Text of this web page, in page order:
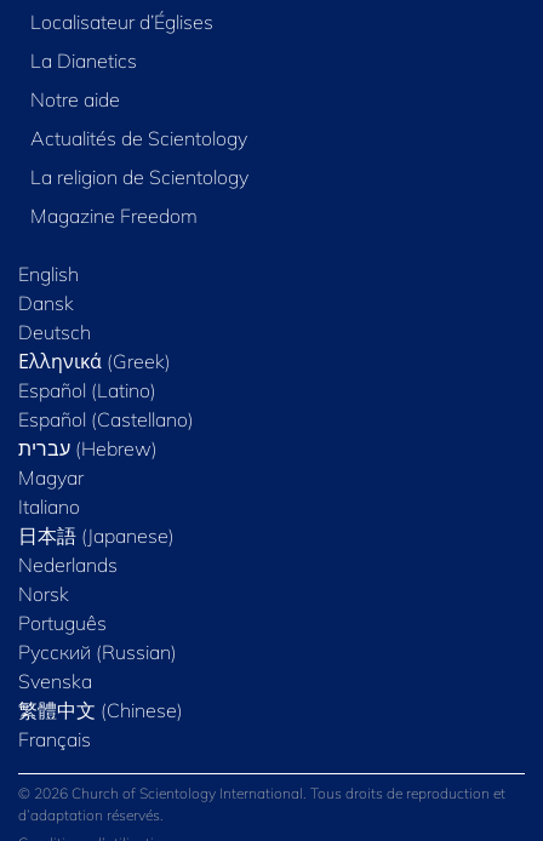
Localisateur d’Églises
La Dianetics
Notre aide
Actualités de Scientology
La religion de Scientology
Magazine Freedom
English
Dansk
Deutsch
Ελληνικά (Greek)
Español (Latino)
Español (Castellano)
Magyar
Italiano
日本語 (Japanese)
Nederlands
Norsk
Português
Русский (Russian)
Svenska
繁體中文 (Chinese)
Français
© 2026 Church of Scientology International. Tous droits de reproduction et
d’adaptation réservés.